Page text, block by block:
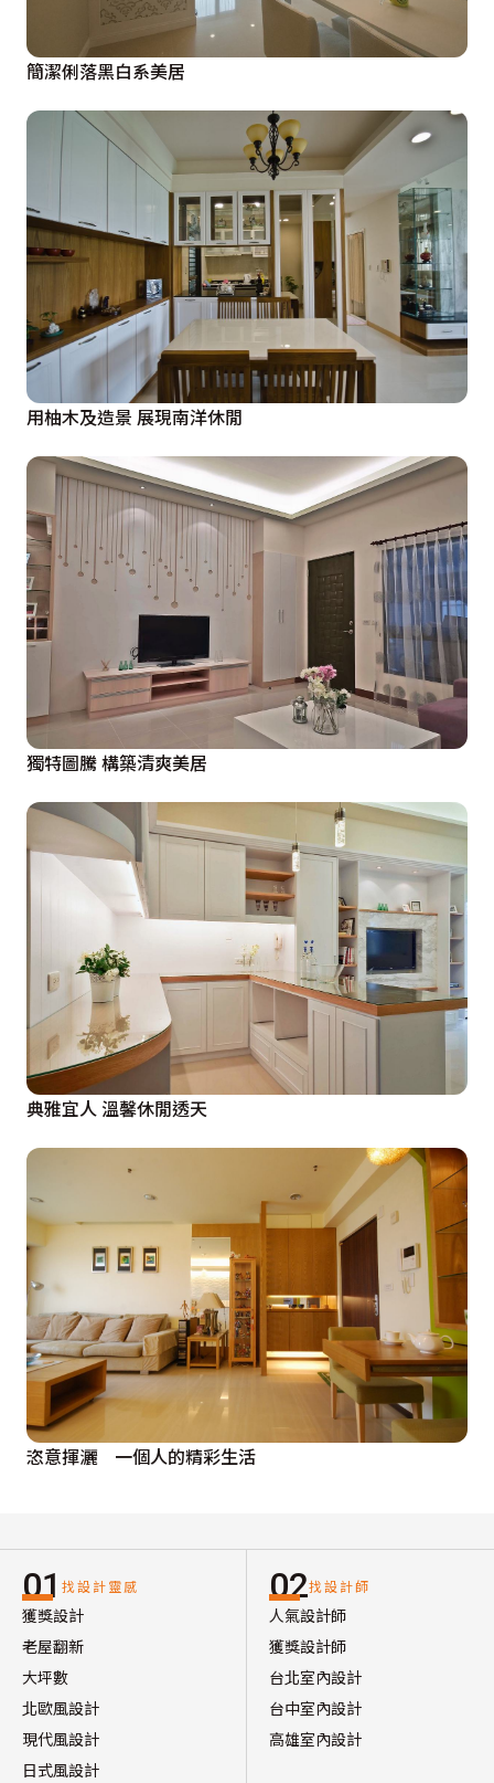
簡潔俐落黑白系美居
用柚木及造景 展現南洋休閒
獨特圖騰 構築清爽美居
典雅宜人 溫馨休閒透天
恣意揮灑 一個人的精彩生活
01 找設計靈感
獲獎設計
老屋翻新
大坪數
北歐風設計
現代風設計
日式風設計
02找設計師
人氣設計師
獲獎設計師
台北室內設計
台中室內設計
高雄室內設計